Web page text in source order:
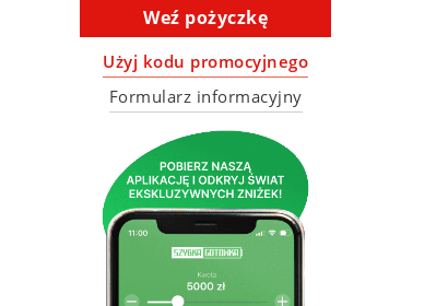
Weź pożyczkę
Użyj kodu promocyjnego
Formularz informacyjny